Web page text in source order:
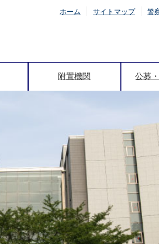
ホーム サイトマップ 警
附置機関 公募